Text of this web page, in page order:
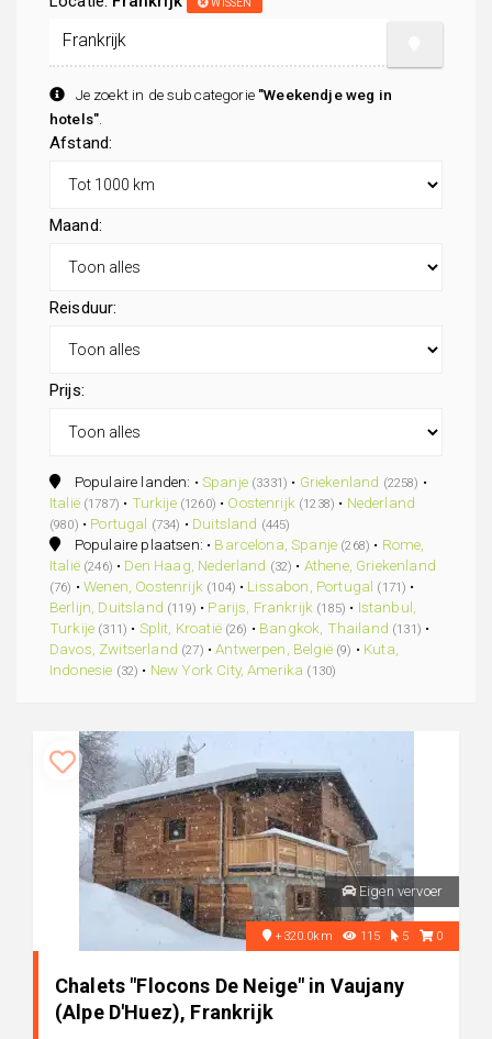
Je zoekt in de subcategorie "Weekendje weg in
hotels"
Afstand:
Maand:
Reisduur:
Prijs:
Populaire landen: •Spanje (3331) • Griekenland (2258) •
Italië (1787) • Turkije (1260) • Oostenrijk (1238) • Nederland
(980) • Portugal (734) • Duitsland (445)
Populaire plaatsen: • Barcelona, Spanje (268) • Rome,
Italië (246) • Den Haag, Nederland (32) • Athene, Griekenland
(76) •Wenen, Oostenrijk (104) • Lissabon, Portugal (171) •
Berlijn, Duitsland (119) • Parijs, Frankrijk (185) • Istanbul,
Turkije (311) • Split, Kroatië (26) • Bangkok, Thailand (131) •
Davos, Zwitserland (27) •Antwerpen, België (9) • Kuta,
Indonesie (32) • New York City, Amerika (130)
Eigen vervoer
+320.0km 115 5 0
Chalets "Flocons De Neige" in Vaujany
(Alpe D'Huez), Frankrijk